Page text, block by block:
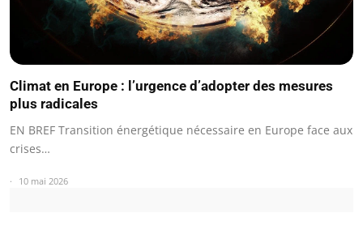
Climat en Europe : l’urgence d’adopter des mesures
plus radicales
EN BREF Transition énergétique nécessaire en Europe face aux
crises…
10 mai 2026